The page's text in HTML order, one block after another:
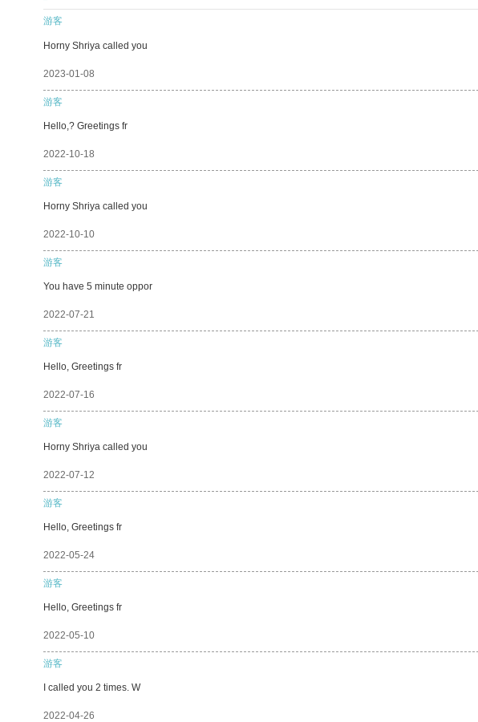
游客
Horny Shriya called you
2023-01-08
游客
Hello,? Greetings fr
2022-10-18
游客
Horny Shriya called you
2022-10-10
游客
You have 5 minute oppor
2022-07-21
游客
Hello, Greetings fr
2022-07-16
游客
Horny Shriya called you
2022-07-12
游客
Hello, Greetings fr
2022-05-24
游客
Hello, Greetings fr
2022-05-10
游客
I called you 2 times. W
2022-04-26